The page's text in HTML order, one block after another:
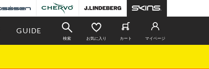
GUIDE
検索 お気に入り カート マイページ